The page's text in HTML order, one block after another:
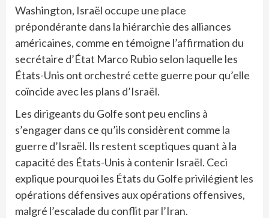
Washington, Israël occupe une place
prépondérante dans la hiérarchie des alliances
américaines, comme en témoigne l’affirmation du
secrétaire d’État Marco Rubio selon laquelle les
États-Unis ont orchestré cette guerre pour qu’elle
coïncide avec les plans d’Israël.
Les dirigeants du Golfe sont peu enclins à
s’engager dans ce qu’ils considèrent comme la
guerre d’Israël. Ils restent sceptiques quant à la
capacité des États-Unis à contenir Israël. Ceci
explique pourquoi les États du Golfe privilégient les
opérations défensives aux opérations offensives,
malgré l’escalade du conflit par l’Iran.